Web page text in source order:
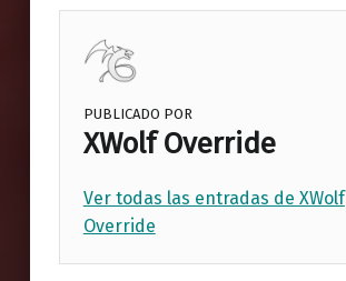
PUBLICADO POR
XWolf Override
Ver todas las entradas de XWolf
Override
Volver a la navegación principal